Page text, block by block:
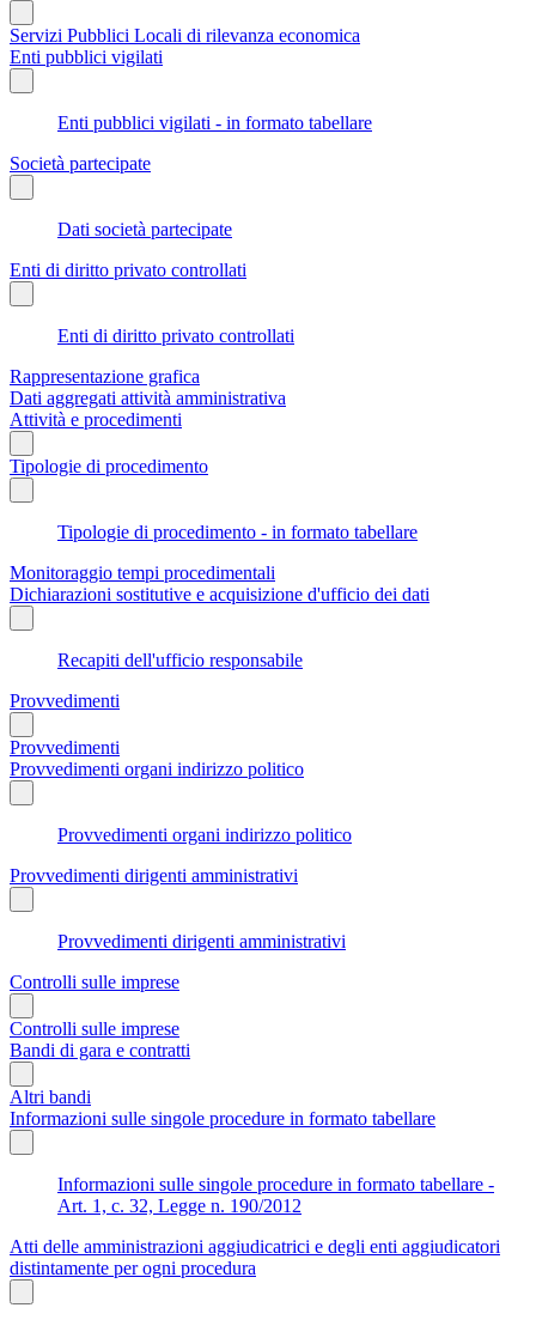
Servizi Pubblici Locali di rilevanza economica
Enti pubblici vigilati
Enti pubblici vigilati - in formato tabellare
Società partecipate
Dati società partecipate
Enti di diritto privato controllati
Enti di diritto privato controllati
Rappresentazione grafica
Dati aggregati attività amministrativa
Attività e procedimenti
Tipologie di procedimento
Tipologie di procedimento - in formato tabellare
Monitoraggio tempi procedimentali
Dichiarazioni sostitutive e acquisizione d'ufficio dei dati
Recapiti dell'ufficio responsabile
Provvedimenti
Provvedimenti
Provvedimenti organi indirizzo politico
Provvedimenti organi indirizzo politico
Provvedimenti dirigenti amministrativi
Provvedimenti dirigenti amministrativi
Controlli sulle imprese
Controlli sulle imprese
Bandi di gara e contratti
Altri bandi
Informazioni sulle singole procedure in formato tabellare
Informazioni sulle singole procedure in formato tabellare -
Art. 1, c. 32, Legge n. 190/2012
Atti delle amministrazioni aggiudicatrici e degli enti aggiudicatori
distintamente per ogni procedura